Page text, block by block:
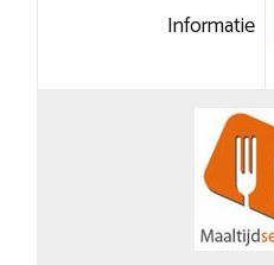
Informatie